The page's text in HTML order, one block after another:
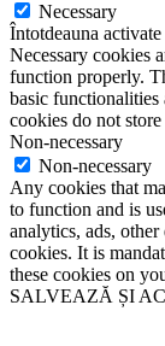
Necessary
Întotdeauna activate
Necessary cookies
function properly.
basic functionalities
cookies do not
Non-necessary
Non-necessary
Any cookies that
to function and is
analytics, ads, other
cookies. It is
these cookies on
SALVEAZĂ ȘI